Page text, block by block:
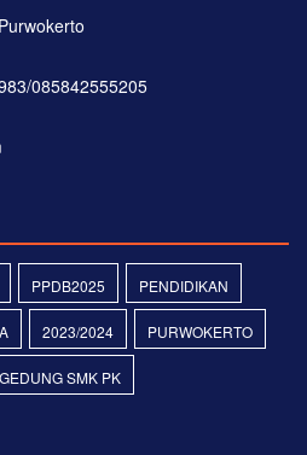
085842555205
PPDB2025 PENDIDIKAN
2023/2024 PURWOKERTO
SMK PK